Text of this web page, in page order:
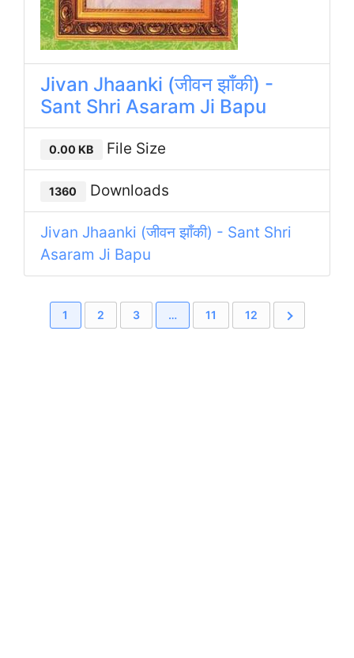
Jivan Jhaanki (जीवन झाँकी) -
Sant Shri Asaram Ji Bapu
0.00 KB File Size
1360 Downloads
Jivan Jhaanki (जीवन झाँकी) - Sant Shri
Asaram Ji Bapu
1 2 3 … 11 12